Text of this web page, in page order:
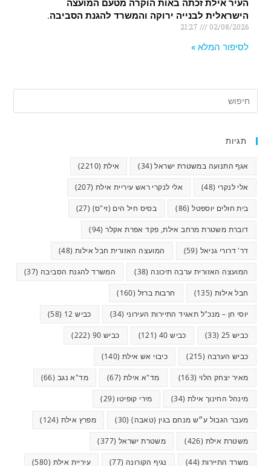
העיר אילת זכתה באות הוקרה מטעם המועצה
הישראלית לבנייה ירוקה והמשרד להגנת הסביבה.
02/08/2026
לסיפור המלא »
תגיות
אגף התנועה במשטרת ישראל(34) אילת (2210)
אלי לנקרי (48) אלי לנקרי ראש עיריית אילת (207)
בית חולים יוספטל(86) בסיס חיל הים (זי"ס) (27)
דוברת משטרת מרחב אילת, פקד אפרת אקלר(94)
דר' דרורי גניאל (59) המועצה האזורית חבל אילות (48)
המועצה האזורית ערבה תיכונה (38) המשרד להגנת הסביבה (37)
חבל אילות (135) חרבות ברזל (160)
יוסי חן – מנכ"ל תאגיד התיירות העירוני (34) כביש 12 (58)
כביש 25 (33) כביש 40 (121) כביש 90 (222)
כביש הערבה (215) כיבוי אש אילת (140)
מאיר יצחק הלוי (163) מד"א אילת (67) מד"א נגב (66)
מינהל החינוך אילת (34) מירי קופיטו (29)
מעבר הגבול ע״ש מנחם בגין (טאבה)(30) מפרץ אילת (124)
משטרת אילת (426) משטרת ישראל (377)
משרד התיירות (44) נגיף הקורונה (77) עיריית אילת (580)